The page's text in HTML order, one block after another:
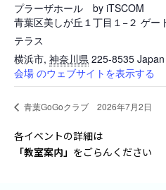
プラーザホール by iTSCOM
青葉区美しが丘１丁目１−２ ゲー
テラス
横浜市, 神奈川県 225-8535 Japan
会場 のウェブサイトを表示する
青葉GoGoクラブ 2026年7月2日
各イベントの詳細は
「教室案内」 をごらんください